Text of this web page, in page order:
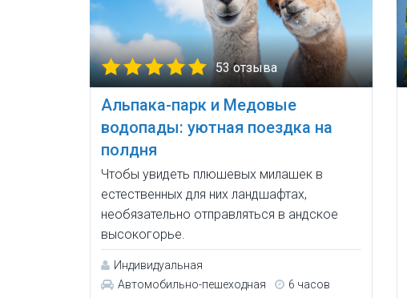
53 отзыва
Альпака-парк и Медовые
водопады: уютная поездка на
полдня
Чтобы увидеть плюшевых милашек в
естественных для них ландшафтах,
необязательно отправляться в андское
высокогорье.
Индивидуальная
Автомобильно-пешеходная
6 часов